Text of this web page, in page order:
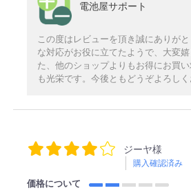
電池屋サポート
この度はレビューを頂き誠にありが
な対応がお役に立てたようで、大変
た、他のショップよりもお得にお買
も光栄です。今後ともどうぞよろしく
ジーヤ様
購入確認済み
価格について